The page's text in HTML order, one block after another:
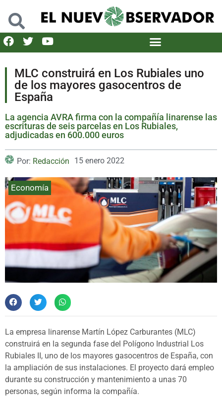
MLC construirá en Los Rubiales uno
de los mayores gasocentros de
España
La agencia AVRA firma con la compañía linarense las
escrituras de seis parcelas en Los Rubiales,
adjudicadas en 600.000 euros
Por: Redacción 15 enero 2022
Economía
La empresa linarense Martín López Carburantes (MLC)
construirá en la segunda fase del Polígono Industrial Los
Rubiales II, uno de los mayores gasocentros de España, con
la ampliación de sus instalaciones. El proyecto dará empleo
durante su construcción y mantenimiento a unas 70
personas, según informa la compañía.